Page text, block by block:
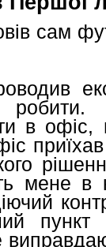
сам
в офіс,
мене
пункт